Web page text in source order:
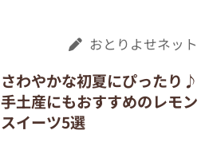
おとりよせネット
さわやかな初夏にぴったり♪
手土産にもおすすめのレモン
スイーツ5選